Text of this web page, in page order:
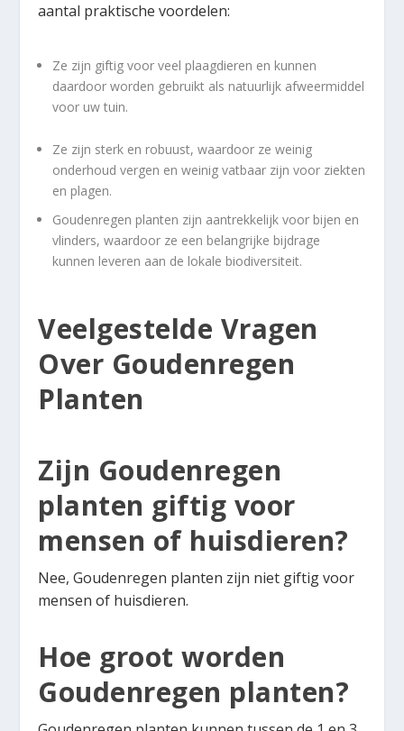
aantal praktische voordelen:
Ze zijn giftig voor veel plaagdieren en kunnen
daardoor worden gebruikt als natuurlijk afweermiddel
voor uw tuin.
Ze zijn sterk en robuust, waardoor ze weinig
onderhoud vergen en weinig vatbaar zijn voor ziekten
en plagen.
Goudenregen planten zijn aantrekkelijk voor bijen en
vlinders, waardoor ze een belangrijke bijdrage
kunnen leveren aan de lokale biodiversiteit.
Veelgestelde Vragen
Over Goudenregen
Planten
Zijn Goudenregen
planten giftig voor
mensen of huisdieren?
Nee, Goudenregen planten zijn niet giftig voor
mensen of huisdieren.
Hoe groot worden
Goudenregen planten?